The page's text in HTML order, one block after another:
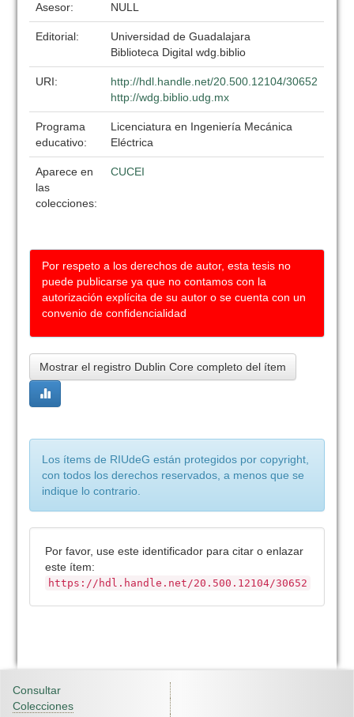
Asesor: NULL
Editorial:
Universidad de Guadalajara
Biblioteca Digital wdg.biblio
URI:
http://hdl.handle.net/20.500.12104/30652
http://wdg.biblio.udg.mx
Programa
educativo:
Licenciatura en Ingeniería Mecánica
Eléctrica
Aparece en
las
colecciones:
CUCEI
Por respeto a los derechos de autor, esta tesis no
puede publicarse ya que no contamos con la
autorización explícita de su autor o se cuenta con un
convenio de confidencialidad
Mostrar el registro Dublin Core completo del ítem
Los ítems de RIUdeG están protegidos por copyright,
con todos los derechos reservados, a menos que se
indique lo contrario.
Por favor, use este identificador para citar o enlazar
este ítem:
https://hdl.handle.net/20.500.12104/30652
Consultar
Colecciones